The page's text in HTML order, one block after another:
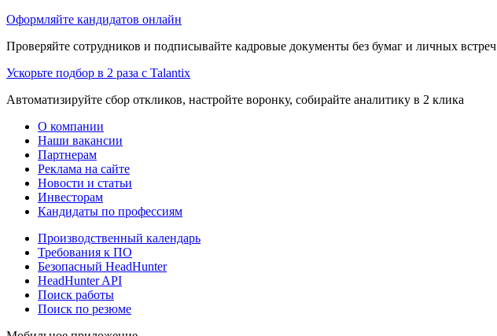
Оформляйте кандидатов онлайн
Проверяйте сотрудников и подписывайте кадровые документы без бумаг и личных встреч
Ускорьте подбор в 2 раза с Talantix
Автоматизируйте сбор откликов, настройте воронку, собирайте аналитику в 2 клика
О компании
Наши вакансии
Партнерам
Реклама на сайте
Новости и статьи
Инвесторам
Кандидаты по профессиям
Производственный календарь
Требования к ПО
Безопасный HeadHunter
HeadHunter API
Поиск работы
Поиск по резюме